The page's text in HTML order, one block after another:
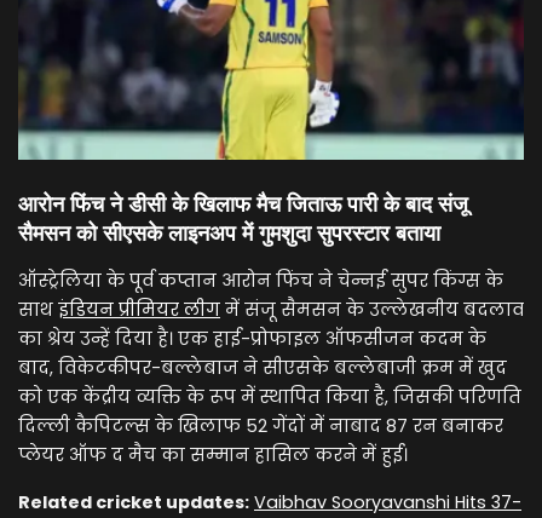
आरोन फिंच ने डीसी के खिलाफ मैच जिताऊ पारी के बाद संजू
सैमसन को सीएसके लाइनअप में गुमशुदा सुपरस्टार बताया
ऑस्ट्रेलिया के पूर्व कप्तान आरोन फिंच ने चेन्नई सुपर किंग्स के
साथ इंडियन प्रीमियर लीग में संजू सैमसन के उल्लेखनीय बदलाव
का श्रेय उन्हें दिया है। एक हाई-प्रोफाइल ऑफसीजन कदम के
बाद, विकेटकीपर-बल्लेबाज ने सीएसके बल्लेबाजी क्रम में खुद
को एक केंद्रीय व्यक्ति के रूप में स्थापित किया है, जिसकी परिणति
दिल्ली कैपिटल्स के खिलाफ 52 गेंदों में नाबाद 87 रन बनाकर
प्लेयर ऑफ द मैच का सम्मान हासिल करने में हुई।
Related cricket updates: Vaibhav Sooryavanshi Hits 37-